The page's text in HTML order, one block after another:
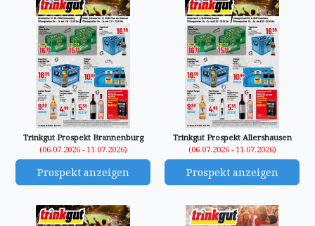
Trinkgut Prospekt Brannenburg
(06.07.2026 - 11.07.2026)
Prospekt anzeigen
Trinkgut Prospekt Allershausen
(06.07.2026 - 11.07.2026)
Prospekt anzeigen